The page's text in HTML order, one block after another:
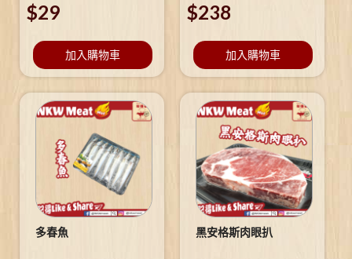
$29
加入購物車
$238
加入購物車
多春魚 黑安格斯肉眼扒